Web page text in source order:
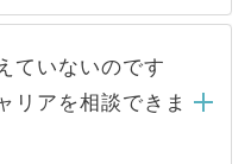
、応募が殺到する場
条件に合った人材の
頼するケースが増え
りません。内定先へ
アパートナーが行い
ことはありませんの
当サイトからの登録
者様の個人情報は、
プおよび転職活動の
します。お預かりし
ていないのです
リアを相談できま